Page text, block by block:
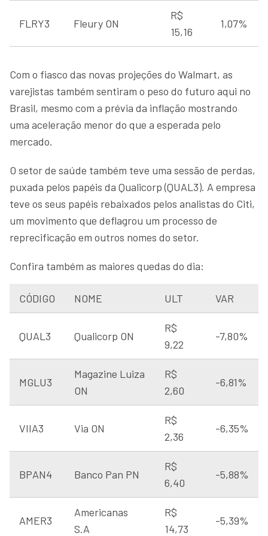
FLRY3 Fleury ON
R$
15,16
1,07%
Com o fiasco das novas projeções do Walmart, as
varejistas também sentiram o peso do futuro aqui no
Brasil, mesmo com a prévia da inflação mostrando
uma aceleração menor do que a esperada pelo
mercado.
O setor de saúde também teve uma sessão de perdas,
puxada pelos papéis da Qualicorp (QUAL3). A empresa
teve os seus papéis rebaixados pelos analistas do Citi,
um movimento que deflagrou um processo de
reprecificação em outros nomes do setor.
Confira também as maiores quedas do dia:
CÓDIGO NOME ULT VAR
QUAL3 Qualicorp ON
R$
9,22
-7,80%
MGLU3
Magazine Luiza
ON
R$
2,60
-6,81%
VIIA3 Via ON
R$
2,36
-6,35%
BPAN4 Banco Pan PN
R$
6,40
-5,88%
AMER3
Americanas
S.A
R$
14,73
-5,39%